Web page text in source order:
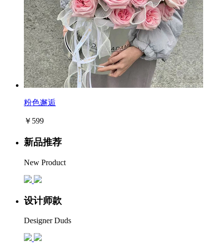
粉色邂逅
￥599
新品推荐
New Product
设计师款
Designer Duds